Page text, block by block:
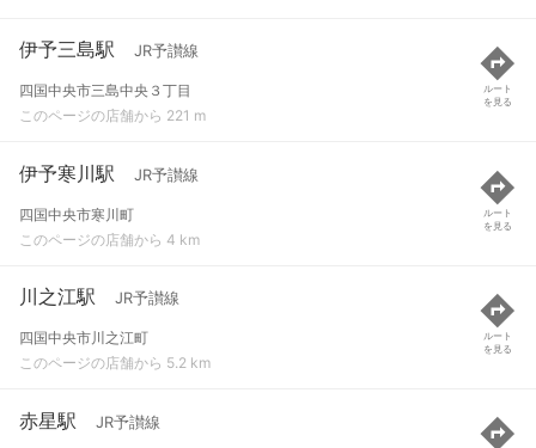
伊予三島駅 JR予讃線
四国中央市三島中央３丁目
このページの店舗から 221 m
ルート
を見る
伊予寒川駅 JR予讃線
四国中央市寒川町
このページの店舗から 4 km
ルート
を見る
川之江駅 JR予讃線
四国中央市川之江町
このページの店舗から 5.2 km
ルート
を見る
赤星駅 JR予讃線